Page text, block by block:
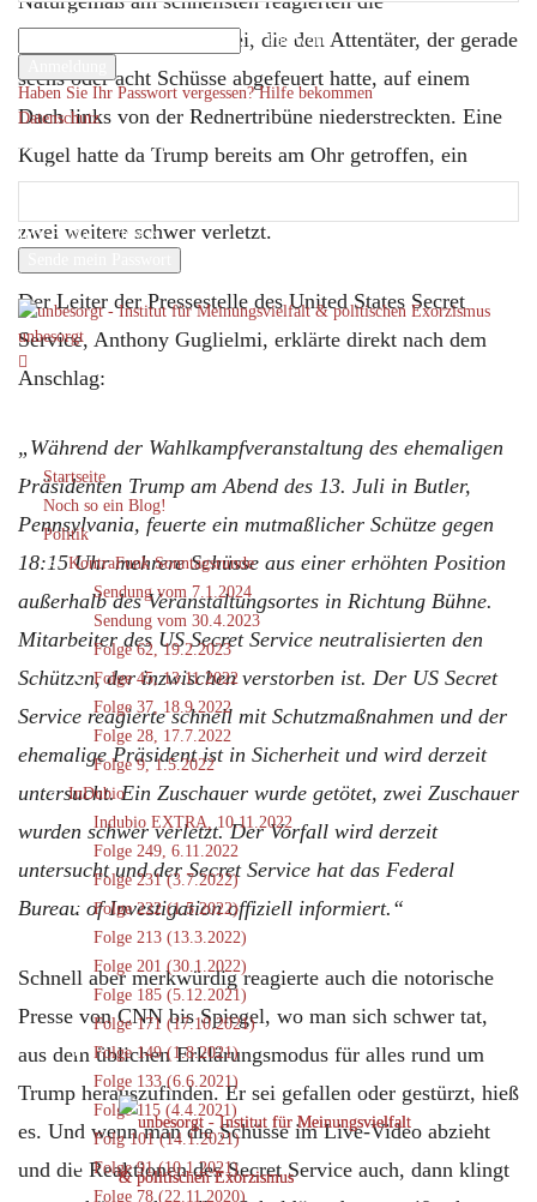
Ihr Benutzername
Ihr Passwort
Haben Sie Ihr Passwort vergessen? Hilfe bekommen
Datenschutz
Passwort-Wiederherstellung
Passwort zurücksetzen
Ihre E-Mail-Adresse
unbesorgt
Startseite
Noch so ein Blog!
Politik
KontraFunk Sonntagsrunde
Sendung vom 7.1.2024
Sendung vom 30.4.2023
Folge 62, 19.2.2023
Folge 45, 13.11.2022
Folge 37, 18.9.2022
Folge 28, 17.7.2022
Folge 9, 1.5.2022
InDubio
Indubio EXTRA, 10.11.2022
Folge 249, 6.11.2022
Folge 231 (3.7.2022)
Folge 222 (1.5.2022)
Folge 213 (13.3.2022)
Folge 201 (30.1.2022)
Folge 185 (5.12.2021)
Folge 171 (17.10.2021)
Folge 149 (1.8.2021)
Folge 133 (6.6.2021)
Folge 115 (4.4.2021)
Folg 101 (14.1.2021)
Folge 91 (10.1.2021)
Folge 78 (22.11.2020)
Scharfschützen der Polizei, die den Attentäter, der gerade
sechs oder acht Schüsse abgefeuert hatte, auf einem
Dach links von der Rednertribüne niederstreckten. Eine
Kugel hatte da Trump bereits am Ohr getroffen, ein
zwei weitere schwer verletzt.
Der Leiter der Pressestelle des United States Secret
Service, Anthony Guglielmi, erklärte direkt nach dem
Anschlag:
„Während der Wahlkampfveranstaltung des ehemaligen
Präsidenten Trump am Abend des 13. Juli in Butler,
Pennsylvania, feuerte ein mutmaßlicher Schütze gegen
18:15 Uhr mehrere Schüsse aus einer erhöhten Position
außerhalb des Veranstaltungsortes in Richtung Bühne.
Mitarbeiter des US Secret Service neutralisierten den
Schützen, der inzwischen verstorben ist. Der US Secret
Service reagierte schnell mit Schutzmaßnahmen und der
ehemalige Präsident ist in Sicherheit und wird derzeit
untersucht. Ein Zuschauer wurde getötet, zwei Zuschauer
wurden schwer verletzt. Der Vorfall wird derzeit
untersucht und der Secret Service hat das Federal
Bureau of Investigation offiziell informiert.“
Schnell aber merkwürdig reagierte auch die notorische
Presse von CNN bis Spiegel, wo man sich schwer tat,
aus dem üblichen Erklärungsmodus für alles rund um
Trump herauszufinden. Er sei gefallen oder gestürzt, hieß
es. Und wenn man die Schüsse im Live-Video abzieht
und die Reaktionen des Secret Service auch, dann klingt